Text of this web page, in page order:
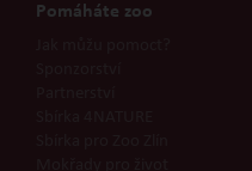
Pomáháte zoo